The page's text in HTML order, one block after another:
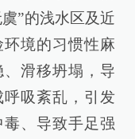
”的浅水区及近
境的习惯性麻
滑移坍塌，导
吸紊乱，引发
、导致手足强